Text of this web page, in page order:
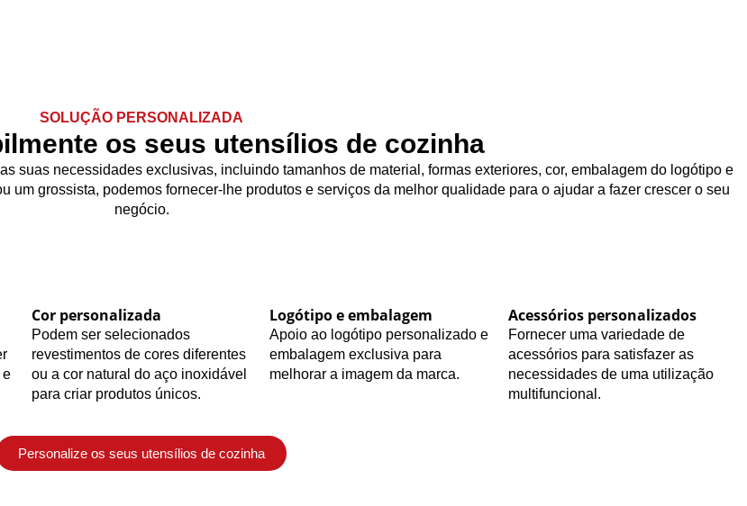
SOLUÇÃO PERSONALIZADA
os seus utensílios de cozinha
suas necessidades exclusivas, incluindo tamanhos de material, formas exteriores, cor, embalagem do logótipo e
um grossista, podemos fornecer-lhe produtos e serviços da melhor qualidade para o ajudar a fazer crescer o seu
negócio.
e
Cor personalizada
Podem ser selecionados
revestimentos de cores diferentes
ou a cor natural do aço inoxidável
para criar produtos únicos.
Logótipo e embalagem
Apoio ao logótipo personalizado e
embalagem exclusiva para
melhorar a imagem da marca.
Acessórios personalizados
Fornecer uma variedade de
acessórios para satisfazer as
necessidades de uma utilização
multifuncional.
Personalize os seus utensílios de cozinha